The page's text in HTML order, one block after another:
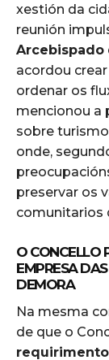
xestión da
reunión
Arcebispado
acordou
ordenar os
mencionou a
sobre
onde,
preservar os
comunitarios
O CONCELLO
EMPRESA
DEMORA
Na mesma
de que o